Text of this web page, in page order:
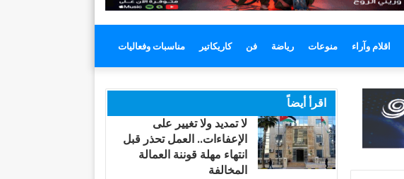
اقلام وآراء منوعات رياضة فن كاريكاتير مناسبات وفعاليات
اقرأ أيضاً
لا تمديد ولا تغيير على
الإعفاءات.. العمل تحذر قبل
انتهاء مهلة قوننة العمالة
المخالفة